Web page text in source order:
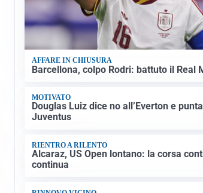
AFFARE IN CHIUSURA
Barcellona, colpo Rodri: battuto il Real
MOTIVATO
Douglas Luiz dice no all’Everton e
Juventus
RIENTRO A RILENTO
Alcaraz, US Open lontano: la corsa
continua